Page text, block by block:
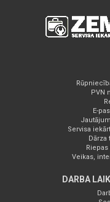
PVN
E-
Servisa
Dārza
Riepas
Veikas,
DARBA